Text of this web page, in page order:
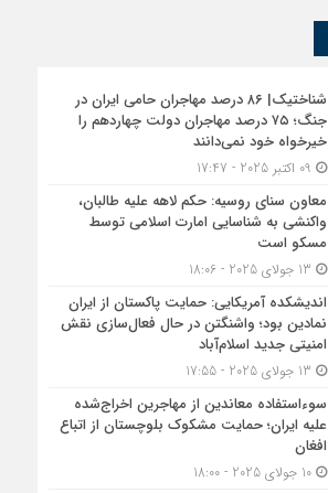
شناختیک| ۸۶ درصد مهاجران حامی ایران در
جنگ؛ ۷۵ درصد مهاجران دولت چهاردهم را
خیرخواه خود نمی‌دانند
معاون سنای روسیه: حکم لاهه علیه طالبان،
واکنشی به شناسایی امارت اسلامی توسط
مسکو است
اندیشکده آمریکایی: حمایت پاکستان از ایران
نمادین بود؛ واشنگتن در حال فعال‌سازی نقش
امنیتی جدید اسلام‌آباد
سوءاستفاده معاندین از مهاجرین اخراج‌شده
علیه ایران؛ حمایت مشکوک بلوچستان از اتباع
افغان
10 جولای 2025 - 18:00